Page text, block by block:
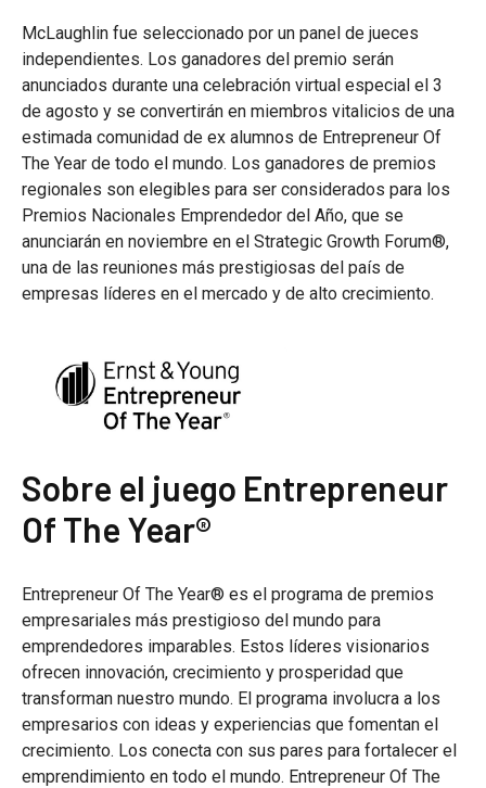
McLaughlin fue seleccionado por un panel de jueces
independientes. Los ganadores del premio serán
anunciados durante una celebración virtual especial el 3
de agosto y se convertirán en miembros vitalicios de una
estimada comunidad de ex alumnos de Entrepreneur Of
The Year de todo el mundo. Los ganadores de premios
regionales son elegibles para ser considerados para los
Premios Nacionales Emprendedor del Año, que se
anunciarán en noviembre en el Strategic Growth Forum®,
una de las reuniones más prestigiosas del país de
empresas líderes en el mercado y de alto crecimiento.
Sobre el juego Entrepreneur
Of The Year®
Entrepreneur Of The Year® es el programa de premios
empresariales más prestigioso del mundo para
emprendedores imparables. Estos líderes visionarios
ofrecen innovación, crecimiento y prosperidad que
transforman nuestro mundo. El programa involucra a los
empresarios con ideas y experiencias que fomentan el
crecimiento. Los conecta con sus pares para fortalecer el
emprendimiento en todo el mundo. Entrepreneur Of The